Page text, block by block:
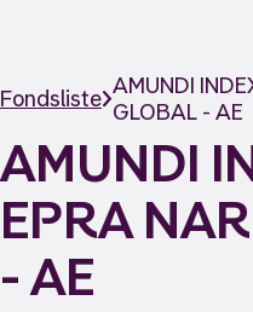
Fondsliste AMUNDI
GLOBAL - AE
AMUNDI
EPRA
- AE